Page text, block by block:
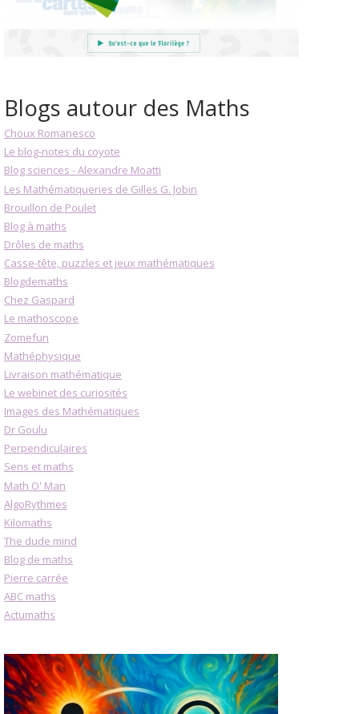
Blogs autour des Maths
Choux Romanesco
Le blog-notes du coyote
Blog sciences - Alexandre Moatti
Les Mathématiqueries de Gilles G. Jobin
Brouillon de Poulet
Blog à maths
Drôles de maths
Casse-tête, puzzles et jeux mathématiques
Blogdemaths
Chez Gaspard
Le mathoscope
Zomefun
Mathéphysique
Livraison mathématique
Le webinet des curiosités
Images des Mathématiques
Dr Goulu
Perpendiculaires
Sens et maths
Math O' Man
AlgoRythmes
Kilomaths
The dude mind
Blog de maths
Pierre carrée
ABC maths
Actumaths